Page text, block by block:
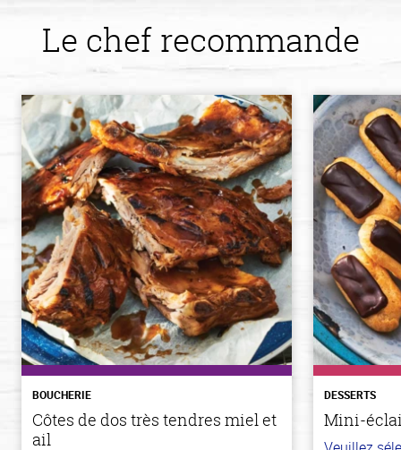
Le chef recommande
BOUCHERIE
Côtes de dos très tendres miel et
ail
DESSERTS
Mini-